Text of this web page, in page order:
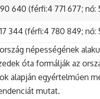
640 (férfi:4 771 677; nő:
344 (férfi:4 780 849; nő:
népességének
óta formálják az
alapján egyértelműen
mutat.